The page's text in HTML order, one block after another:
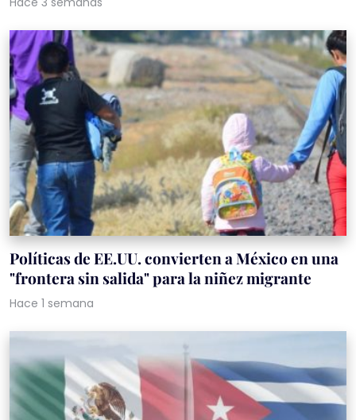
Políticas de EE.UU. convierten a México en una
"frontera sin salida" para la niñez migrante
Hace 1 semana